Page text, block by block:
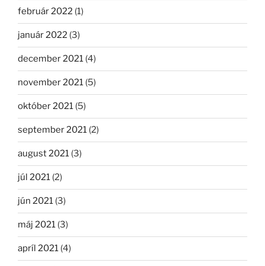
február 2022 (1)
január 2022 (3)
december 2021 (4)
november 2021 (5)
október 2021 (5)
september 2021 (2)
august 2021 (3)
júl 2021 (2)
jún 2021 (3)
máj 2021 (3)
apríl 2021 (4)